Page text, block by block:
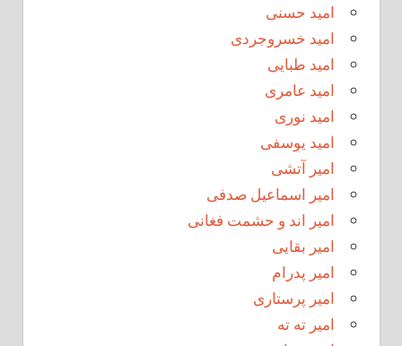
امید حسنی
امید خسروجردی
امید طبایی
امید عامری
امید نوری
امید یوسفی
امیر آتشی
امیر اسماعیل صدفی
امیر اند و حشمت فغانی
امیر بقایی
امیر پدرام
امیر پرستاری
امیر ته ته